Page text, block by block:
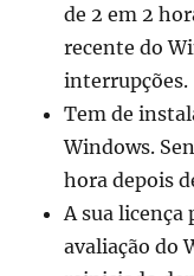
de 2 em 2
recente do
interrupções.
Tem de
Windows.
hora depois
A sua licença
avaliação do